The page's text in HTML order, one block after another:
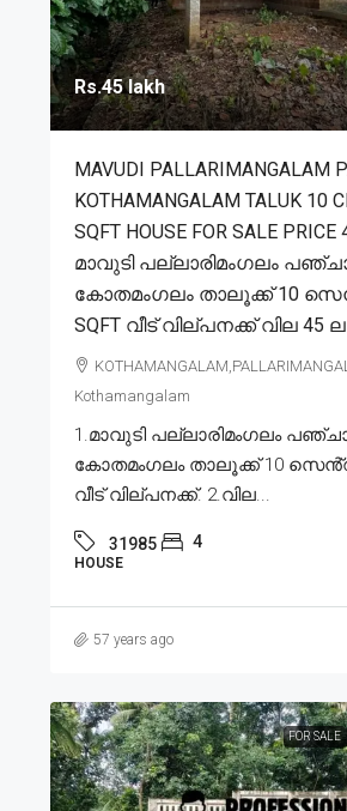
Rs.45 lakh
MAVUDI PALLARIMANGALAM
KOTHAMANGALAM TALUK 10
SQFT HOUSE FOR SALE PRICE
മാവുടി പല്ലാരിമംഗലം
കോതമംഗലം താലൂക്ക് 10
SQFT വീട് വില്പനക്ക് വില 45
Kothamangalam
1.മാവുടി പല്ലാരിമംഗലം
കോതമംഗലം താലൂക്ക് 10 സെൻ്റ്
വീട് വില്പനക്ക്. 2.വില...
31985 4
HOUSE
57 years ago
FOR SALE